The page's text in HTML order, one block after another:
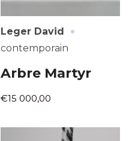
Leger David ·
contemporain
Arbre Martyr
€15 000,00